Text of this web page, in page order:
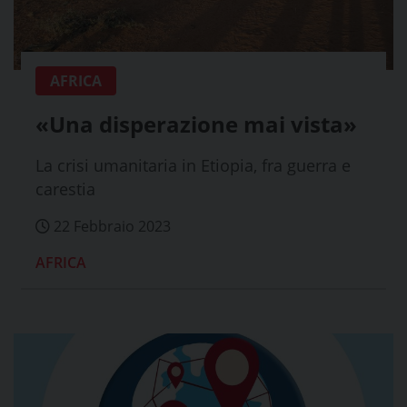
AFRICA
«Una disperazione mai vista»
La crisi umanitaria in Etiopia, fra guerra e
carestia
22 Febbraio 2023
AFRICA